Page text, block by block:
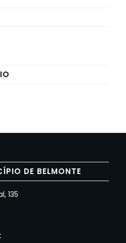
DE BELMONTE
135